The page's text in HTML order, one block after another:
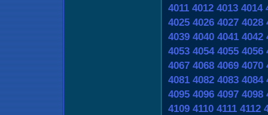
4011 4012 4013 4014
4025 4026 4027 4028
4039 4040 4041 4042
4053 4054 4055 4056
4067 4068 4069 4070
4081 4082 4083 4084
4095 4096 4097 4098
4109 4110 4111 4112